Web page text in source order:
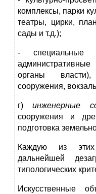
комплексы, парки
театры, цирки,
сады и т.д.);
-
органы
сооружения,
г)инженерные
сооружения и
подготовка
Каждую из этих
дальнейшей
типологических
Искусственные